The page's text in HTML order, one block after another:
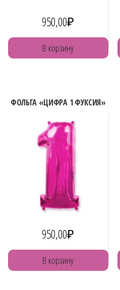
950,00₽
В корзину
ФОЛЬГА «ЦИФРА 1 ФУКСИЯ»
950,00₽
В корзину